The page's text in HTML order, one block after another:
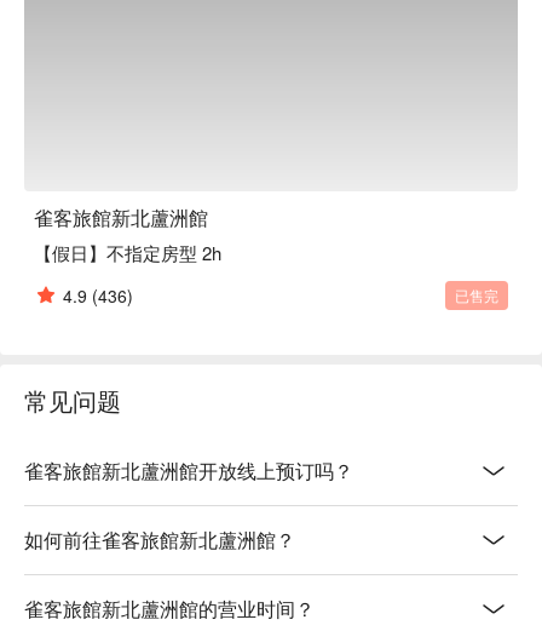
雀客旅館新北蘆洲館
【假日】不指定房型 2h
4.9 (436) 已售完
常见问题
雀客旅館新北蘆洲館开放线上预订吗？
如何前往雀客旅館新北蘆洲館？
雀客旅館新北蘆洲館的营业时间？